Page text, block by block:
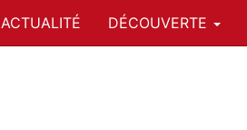
ACTUALITÉ DÉCOUVERTE